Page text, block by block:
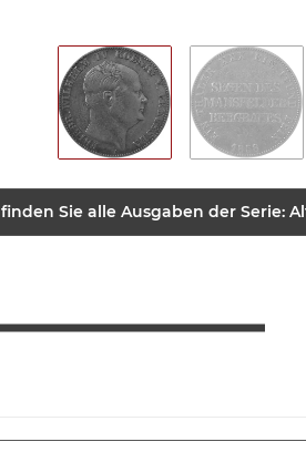
Sie alle Ausgaben der Serie: